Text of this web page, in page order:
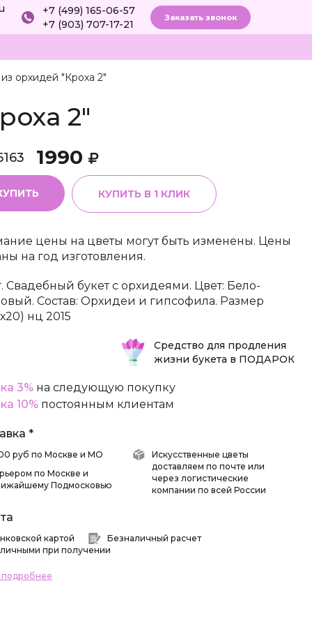
+7 (499) 165-06-57
+7 (903) 707-17-21
Заказать звонок
орхидей "Кроха 2"
2"
1990
КУПИТЬ В 1 КЛИК
цены на цветы могут быть изменены. Цены
на год изготовления.
Свадебный букет с орхидеями. Цвет: Бело-
Состав: Орхидеи и гипсофила. Размер
нц 2015
Средство для продления
жизни букета в ПОДАРОК
3% на следующую покупку
10% постоянным клиентам
*
руб по Москве и МО
по Москве и
Подмосковью
Искусственные цветы
доставляем по почте или
через логистические
компании по всей России
картой
Безналичный расчет
при получении
подробнее